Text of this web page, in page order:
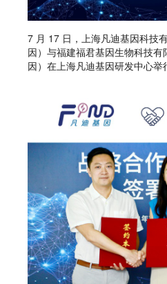
7 月 17 日，上海凡迪基因科技
因）与福建福君基因生物科技
因）在上海凡迪基因研发中心举